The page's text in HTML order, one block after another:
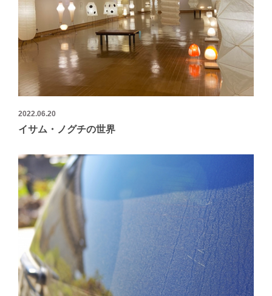
2022.06.20
イサム・ノグチの世界